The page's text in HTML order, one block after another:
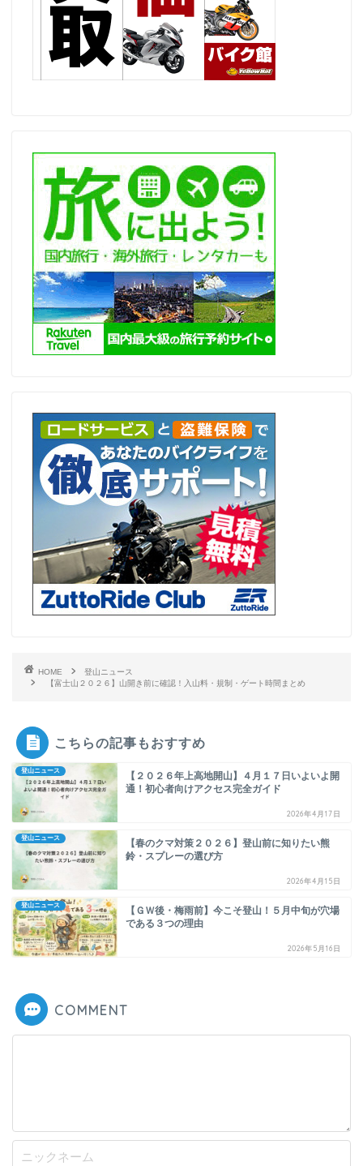
HOME
登山ニュース
【富士山２０２６】山開き前に確認！入山料・規制・ゲート時間まとめ
こちらの記事もおすすめ
登山ニュース
【２０２６年上高地開山】４月１７日いよいよ開
通！初心者向けアクセス完全ガイド
2026年4月17日
登山ニュース
【春のクマ対策２０２６】登山前に知りたい熊
鈴・スプレーの選び方
2026年4月15日
登山ニュース
【ＧＷ後・梅雨前】今こそ登山！５月中旬が穴場
である３つの理由
2026年5月16日
COMMENT